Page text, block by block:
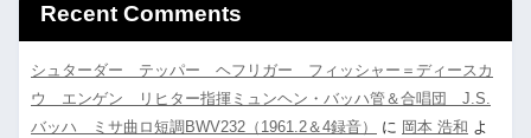
Recent Comments
シュターダー テッパー ヘフリガー フィッシャー＝ディースカ
ウ エンゲン リヒター指揮ミュンヘン・バッハ管＆合唱団 J.S.
バッハ ミサ曲ロ短調BWV232（1961.2＆4録音）
に 岡本 浩和 よ